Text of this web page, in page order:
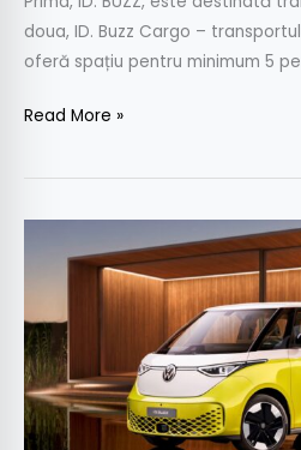
doua, ID. Buzz Cargo –
oferă spațiu pentru minimum 5
Read More »
ID.Buzz:
și
fotografii
oficiale